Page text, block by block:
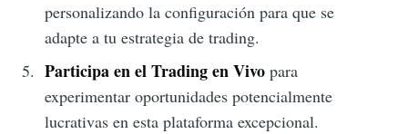
personalizando la configuración para que se
adapte a tu estrategia de trading.
Participa en el Trading en Vivopara
experimentar oportunidades potencialmente
lucrativas en esta plataforma excepcional.